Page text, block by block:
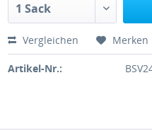
Vergleichen Merken
Artikel-Nr.: